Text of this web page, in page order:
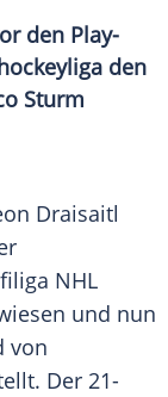
den Play-
den
Sturm
Draisaitl
NHL
und nun
von
Der 21-